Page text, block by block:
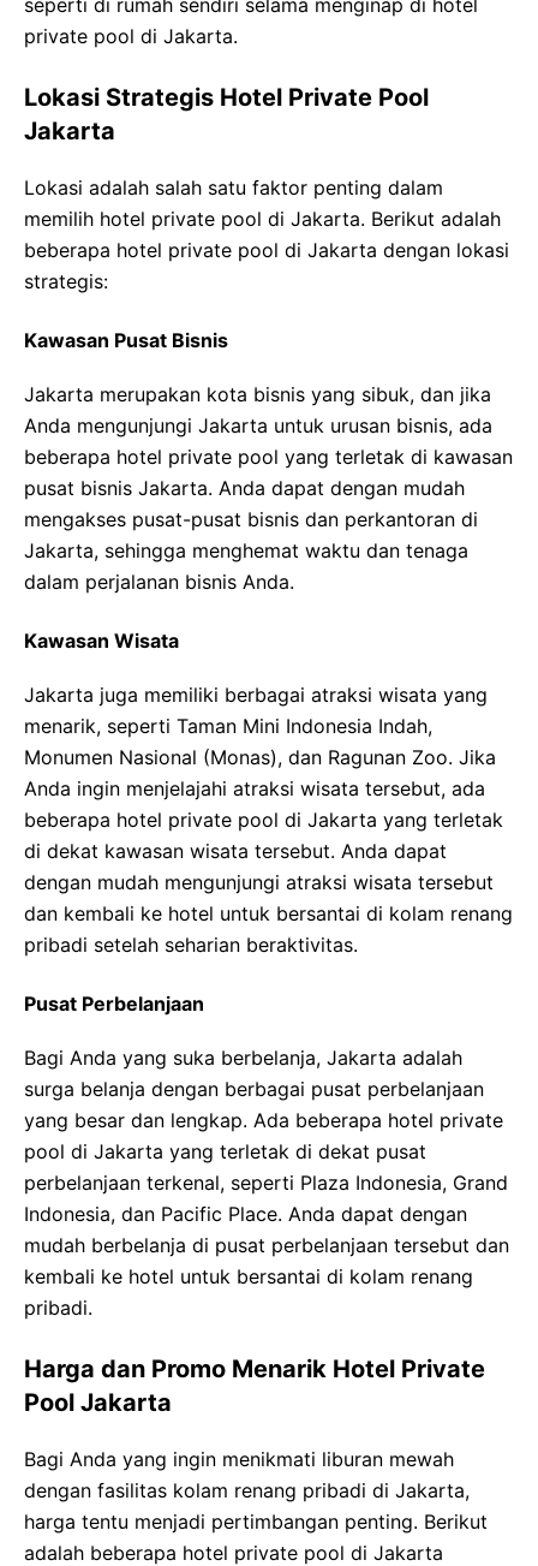
seperti di rumah sendiri selama menginap di hotel
private pool di Jakarta.
Lokasi Strategis Hotel Private Pool
Jakarta
Lokasi adalah salah satu faktor penting dalam
memilih hotel private pool di Jakarta. Berikut adalah
beberapa hotel private pool di Jakarta dengan lokasi
strategis:
Kawasan Pusat Bisnis
Jakarta merupakan kota bisnis yang sibuk, dan jika
Anda mengunjungi Jakarta untuk urusan bisnis, ada
beberapa hotel private pool yang terletak di kawasan
pusat bisnis Jakarta. Anda dapat dengan mudah
mengakses pusat-pusat bisnis dan perkantoran di
Jakarta, sehingga menghemat waktu dan tenaga
dalam perjalanan bisnis Anda.
Kawasan Wisata
Jakarta juga memiliki berbagai atraksi wisata yang
menarik, seperti Taman Mini Indonesia Indah,
Monumen Nasional (Monas), dan Ragunan Zoo. Jika
Anda ingin menjelajahi atraksi wisata tersebut, ada
beberapa hotel private pool di Jakarta yang terletak
di dekat kawasan wisata tersebut. Anda dapat
dengan mudah mengunjungi atraksi wisata tersebut
dan kembali ke hotel untuk bersantai di kolam renang
pribadi setelah seharian beraktivitas.
Pusat Perbelanjaan
Bagi Anda yang suka berbelanja, Jakarta adalah
surga belanja dengan berbagai pusat perbelanjaan
yang besar dan lengkap. Ada beberapa hotel private
pool di Jakarta yang terletak di dekat pusat
perbelanjaan terkenal, seperti Plaza Indonesia, Grand
Indonesia, dan Pacific Place. Anda dapat dengan
mudah berbelanja di pusat perbelanjaan tersebut dan
kembali ke hotel untuk bersantai di kolam renang
pribadi.
Harga dan Promo Menarik Hotel Private
Pool Jakarta
Bagi Anda yang ingin menikmati liburan mewah
dengan fasilitas kolam renang pribadi di Jakarta,
harga tentu menjadi pertimbangan penting. Berikut
adalah beberapa hotel private pool di Jakarta